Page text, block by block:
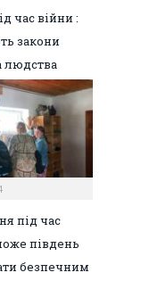
час війни :
закони
людства
під час
південь
безпечним